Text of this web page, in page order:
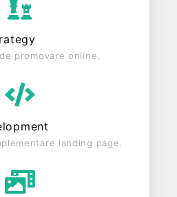
promovare online.
landing page.